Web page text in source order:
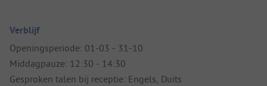
Verblijf
Openingsperiode: 01-03 - 31-10
Middagpauze: 12:30 - 14:30
Gesproken talen bij receptie: Engels, Duits